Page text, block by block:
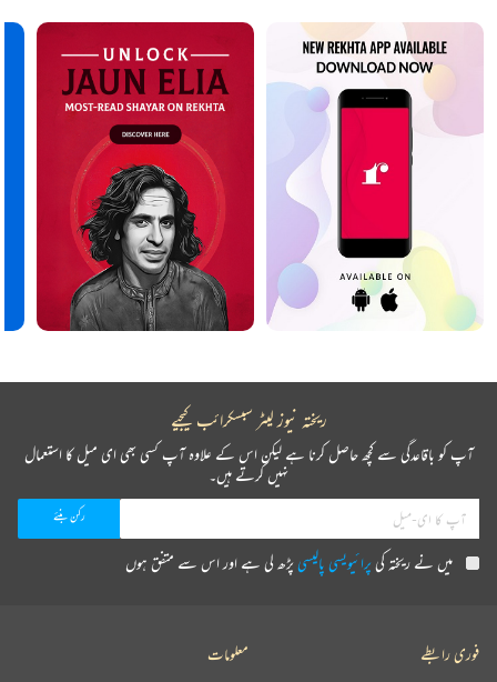
ریختہ نیوز لیٹر سبسکرائب کیجیے
آپ کو باقاعدگی سے کچھ حاصل کرنا ہے لیکن اس کے علاوہ آپ کسی بھی ای میل کا استعمال
نہیں کرتے ہیں۔
میں نے ریختہ کیپرائیویسی پالیسیپڑھ لی ہے اور اس سے متفق ہوں
فوری رابطے معلومات